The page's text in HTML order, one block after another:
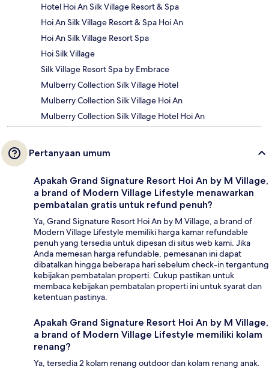
Hotel Hoi An Silk Village Resort & Spa
Hoi An Silk Village Resort & Spa Hoi An
Hoi An Silk Village Resort Spa
Hoi Silk Village
Silk Village Resort Spa by Embrace
Mulberry Collection Silk Village Hotel
Mulberry Collection Silk Village Hoi An
Mulberry Collection Silk Village Hotel Hoi An
Pertanyaan umum
Apakah Grand Signature Resort Hoi An by M Village,
a brand of Modern Village Lifestyle menawarkan
pembatalan gratis untuk refund penuh?
Ya, Grand Signature Resort Hoi An by M Village, a brand of
Modern Village Lifestyle memiliki harga kamar refundable
penuh yang tersedia untuk dipesan di situs web kami. Jika
Anda memesan harga refundable, pemesanan ini dapat
dibatalkan hingga beberapa hari sebelum check-in tergantung
kebijakan pembatalan properti. Cukup pastikan untuk
membaca kebijakan pembatalan properti ini untuk syarat dan
ketentuan pastinya.
Apakah Grand Signature Resort Hoi An by M Village,
a brand of Modern Village Lifestyle memiliki kolam
renang?
Ya, tersedia 2 kolam renang outdoor dan kolam renang anak.